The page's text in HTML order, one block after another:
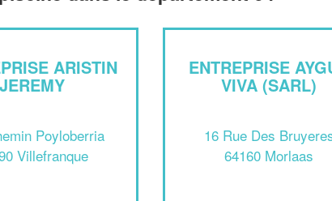
ARISTIN
JEREMY
Poyloberria
Villefranque
ENTREPRISE
VIVA (SARL)
16 Rue Des
64160 Morlaas